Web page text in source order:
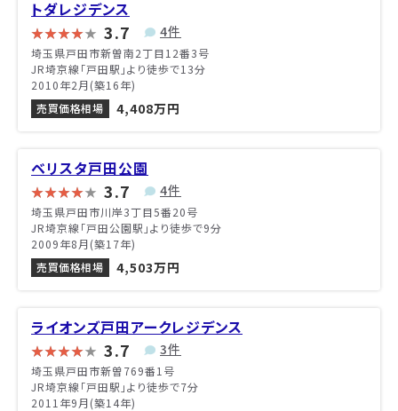
トダレジデンス
3.7 4件
埼玉県戸田市新曽南2丁目12番3号
JR埼京線「戸田駅」より徒歩で13分
2010年2月(築16年)
売買価格相場
4,408万円
ベリスタ戸田公園
3.7 4件
埼玉県戸田市川岸3丁目5番20号
JR埼京線「戸田公園駅」より徒歩で9分
2009年8月(築17年)
売買価格相場
4,503万円
ライオンズ戸田アークレジデンス
3.7 3件
埼玉県戸田市新曽769番1号
JR埼京線「戸田駅」より徒歩で7分
2011年9月(築14年)